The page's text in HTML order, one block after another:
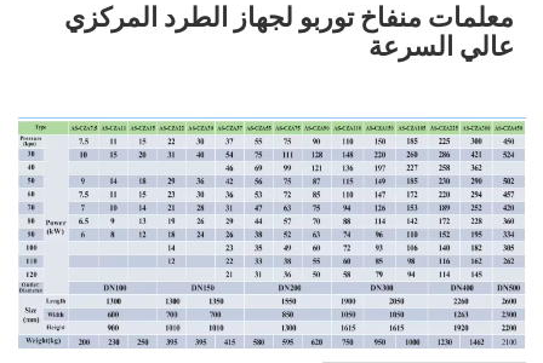
معلمات منفاخ توربو لجهاز الطرد المركزي
عالي السرعة